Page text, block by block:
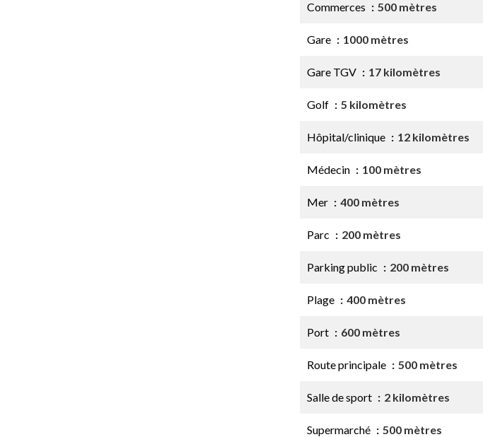
Commerces 500 mètres
Gare 1000 mètres
Gare TGV 17 kilomètres
Golf 5 kilomètres
Hôpital/clinique 12 kilomètres
Médecin 100 mètres
Mer 400 mètres
Parc 200 mètres
Parking public 200 mètres
Plage 400 mètres
Port 600 mètres
Route principale 500 mètres
Salle de sport 2 kilomètres
Supermarché 500 mètres